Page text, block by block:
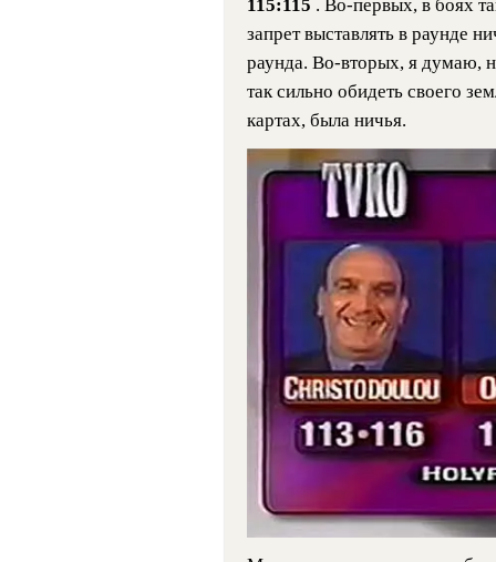
115:115 . Во-первых, в боях
запрет выставлять в раунде
раунда. Во-вторых, я думаю,
так сильно обидеть своего
картах, была ничья.